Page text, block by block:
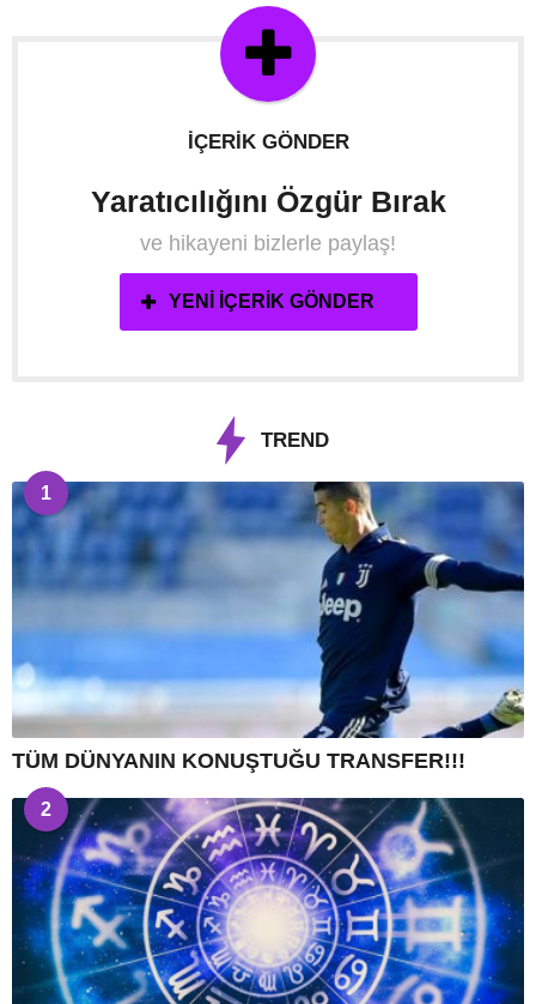
İÇERIK GÖNDER
Yaratıcılığını Özgür Bırak
ve hikayeni bizlerle paylaş!
YENI İÇERIK GÖNDER
TREND
1
TÜM DÜNYANIN KONUŞTUĞU TRANSFER!!!
2